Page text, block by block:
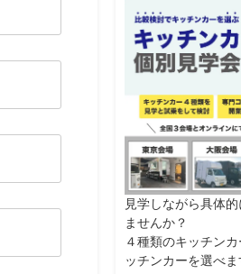
見学しながら具体
ませんか？
４種類のキッチン
ッチンカーを選べま